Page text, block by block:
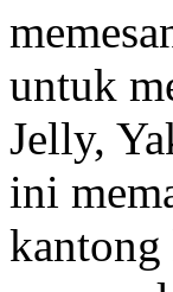
untuk
Jelly,
ini
kantong